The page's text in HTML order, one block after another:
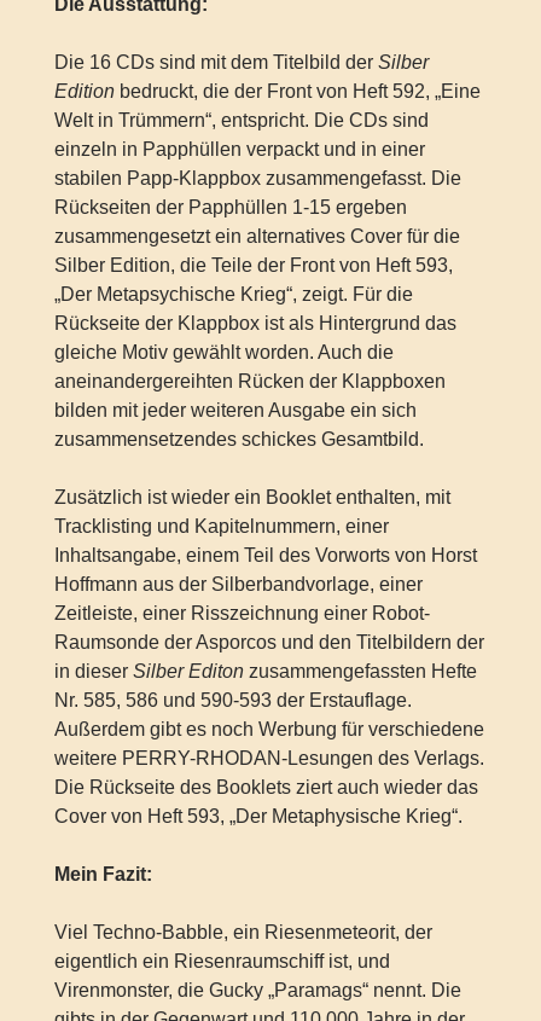
Die 16 CDs sind mit dem Titelbild der Silber
Editionbedruckt, die der Front von Heft 592, „Eine
Welt in Trümmern“, entspricht. Die CDs sind
einzeln in Papphüllen verpackt und in einer
stabilen Papp-Klappbox zusammengefasst. Die
Rückseiten der Papphüllen 1-15 ergeben
zusammengesetzt ein alternatives Cover für die
Silber Edition, die Teile der Front von Heft 593,
„Der Metapsychische Krieg“, zeigt. Für die
Rückseite der Klappbox ist als Hintergrund das
gleiche Motiv gewählt worden. Auch die
aneinandergereihten Rücken der Klappboxen
bilden mit jeder weiteren Ausgabe ein sich
zusammensetzendes schickes Gesamtbild.
Zusätzlich ist wieder ein Booklet enthalten, mit
Tracklisting und Kapitelnummern, einer
Inhaltsangabe, einem Teil des Vorworts von Horst
Hoffmann aus der Silberbandvorlage, einer
Zeitleiste, einer Risszeichnung einer Robot-
Raumsonde der Asporcos und den Titelbildern der
in dieser Silber Editonzusammengefassten Hefte
Nr. 585, 586 und 590-593 der Erstauflage.
Außerdem gibt es noch Werbung für verschiedene
weitere PERRY-RHODAN-Lesungen des Verlags.
Die Rückseite des Booklets ziert auch wieder das
Cover von Heft 593, „Der Metaphysische Krieg“.
Mein Fazit:
Viel Techno-Babble, ein Riesenmeteorit, der
eigentlich ein Riesenraumschiff ist, und
Virenmonster, die Gucky „Paramags“ nennt. Die